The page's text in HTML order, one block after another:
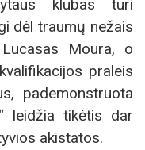
klubas turi
dėl traumų nežais
Moura, o
praleis
pademonstruota
leidžia tikėtis dar
akistatos.